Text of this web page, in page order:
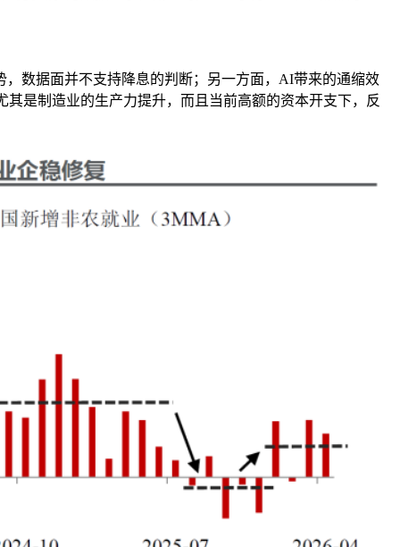
数据面并不支持降息的判断； 另一方面， AI带来的通缩效
是制造业的生产力提升，而且当前高额的资本开支下，反